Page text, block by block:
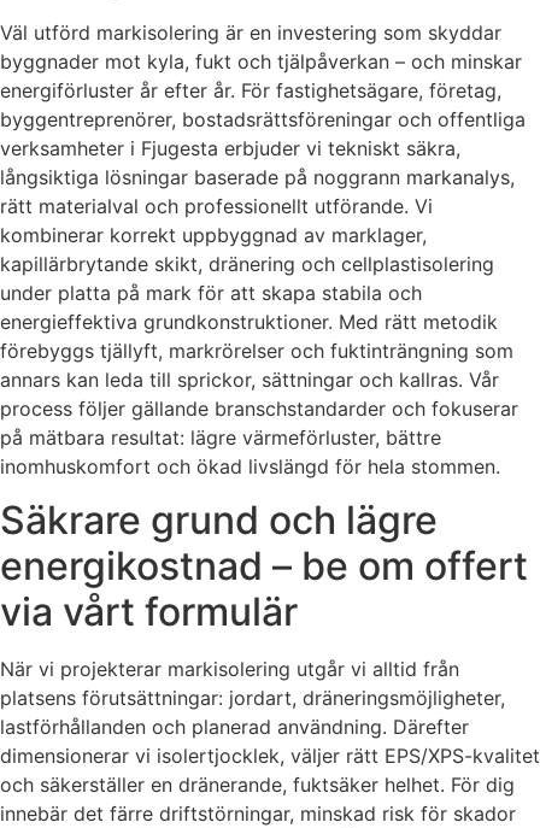
Väl utförd markisolering är en investering som skyddar
byggnader mot kyla, fukt och tjälpåverkan – och minskar
energiförluster år efter år. För fastighetsägare, företag,
byggentreprenörer, bostadsrättsföreningar och offentliga
verksamheter i Fjugesta erbjuder vi tekniskt säkra,
långsiktiga lösningar baserade på noggrann markanalys,
rätt materialval och professionellt utförande. Vi
kombinerar korrekt uppbyggnad av marklager,
kapillärbrytande skikt, dränering och cellplastisolering
under platta på mark för att skapa stabila och
energieffektiva grundkonstruktioner. Med rätt metodik
förebyggs tjällyft, markrörelser och fuktinträngning som
annars kan leda till sprickor, sättningar och kallras. Vår
process följer gällande branschstandarder och fokuserar
på mätbara resultat: lägre värmeförluster, bättre
inomhuskomfort och ökad livslängd för hela stommen.
Säkrare grund och lägre
energikostnad – be om offert
via vårt formulär
När vi projekterar markisolering utgår vi alltid från
platsens förutsättningar: jordart, dräneringsmöjligheter,
lastförhållanden och planerad användning. Därefter
dimensionerar vi isolertjocklek, väljer rätt EPS/XPS-kvalitet
och säkerställer en dränerande, fuktsäker helhet. För dig
innebär det färre driftstörningar, minskad risk för skador